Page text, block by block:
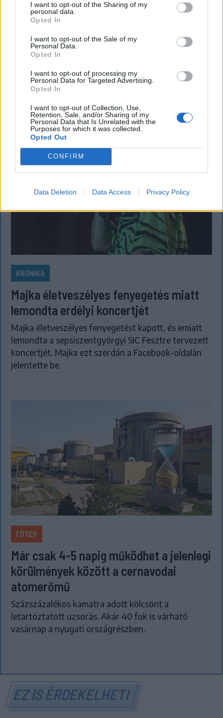
I want to opt-out of the Sharing of my
personal data.
Opted In
I want to opt-out of the Sale of my
Personal Data.
Opted In
I want to opt-out of processing my
Personal Data for Targeted Advertising.
Opted In
I want to opt-out of Collection, Use,
Retention, Sale, and/or Sharing of my
Personal Data that Is Unrelated with the
Purposes for which it was collected.
Opted Out
CONFIRM
Data Deletion Data Access Privacy Policy
esőzések voltak?
Romániában az elmúlt hetekben heves esőzések
voltak, az ország mégsem mentesül a Duna alacsony
vízállása miatti problémáktól, hiszen már a
cernavodai atomerőmű működése is veszélybe
került.
KRÓNIKA
Majka életveszélyes fenyegetés miatt
lemondta erdélyi koncertjét
Majka életveszélyes fenyegetést kapott, és emiatt
lemondta a sepsiszentgyörgyi SIC Fesztre tervezett
koncertjét. Majka ezt szerdán a Facebook-oldalán
jelentette be.
FŐTÉR
Már csak 4-5 napig működhet a jelenlegi
körülmények között a cernavodai
atomerőmű
Százszázalékos kamatra adott kölcsönt a
letartóztatott uzsorás. Akár 40 fok is várható
vasárnap a nyugati országrészben.
EZ IS ÉRDEKELHETI